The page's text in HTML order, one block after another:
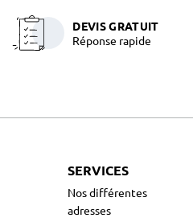
DEVIS GRATUIT
Réponse rapide
SERVICES
Nos différentes
adresses